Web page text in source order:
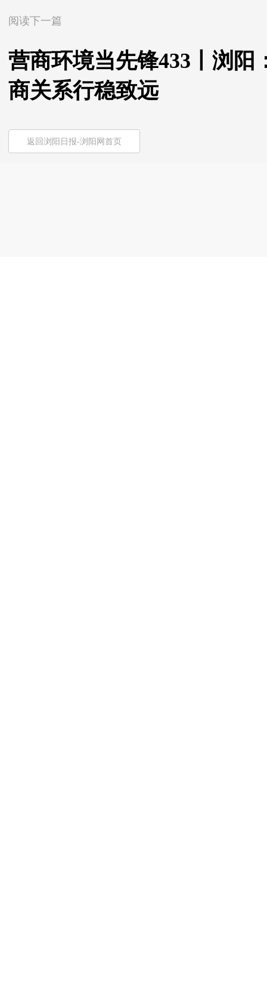
阅读下一篇
营商环境当先锋433丨浏
商关系行稳致远
返回浏阳日报-浏阳网首页